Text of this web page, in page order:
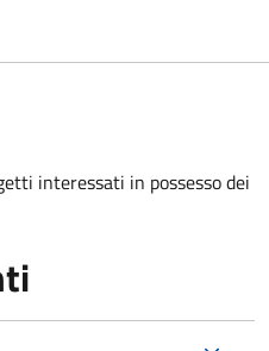
interessati in possesso dei